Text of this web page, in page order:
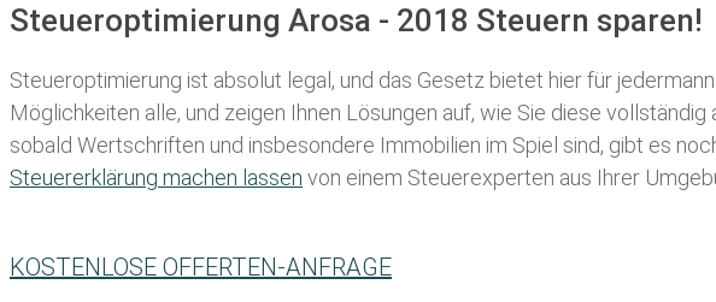
Steueroptimierung Arosa - 2018 Steuern sparen!
Steueroptimierung ist absolut legal, und das Gesetz bietet hier für
Möglichkeiten alle, und zeigen Ihnen Lösungen auf, wie Sie diese
sobald Wertschriften und insbesondere Immobilien im Spiel sind, gibt es
Steuererklärung machen lassen von einem Steuerexperten aus Ihrer
KOSTENLOSE OFFERTEN-ANFRAGE